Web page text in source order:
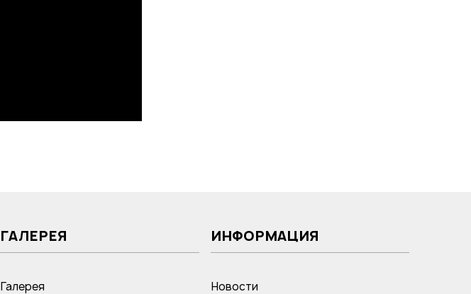
ГАЛЕРЕЯ
Галерея
ИНФОРМАЦИЯ
Новости